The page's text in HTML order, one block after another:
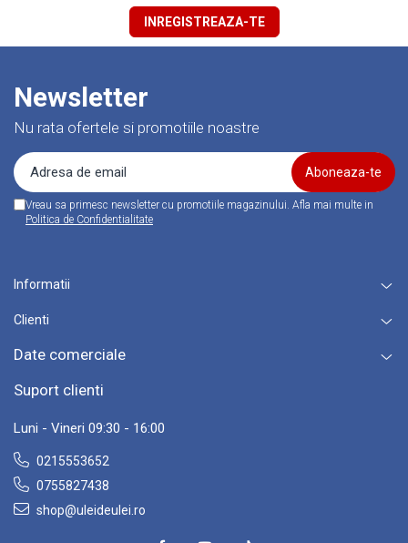
■ Ulei motor MOBIL
■ Ulei motor MOTUL
■ Ulei motor VALVOLINE
■ Ulei motor ROWE
■ Ulei motor REPSOL
■ Ulei motor SHELL
■ Ulei motor TOTAL
■ Ulei motor METABOND
■ Ulei motor MANNOL
■ Ulei motor KROON
■ Ulei motor CYCLON
■ Ulei motor OEM
Ulei motor DACIA
Ulei motor RENAULT
INREGISTREAZA-TE
Newsletter
Nu rata ofertele si promotiile noastre
Vreau sa primesc newsletter cu promotiile magazinului. Afla mai multe in
Politica de Confidentialitate
Informatii
Clienti
Date comerciale
Suport clienti
Luni - Vineri 09:30 - 16:00
0215553652
0755827438
shop@uleideulei.ro